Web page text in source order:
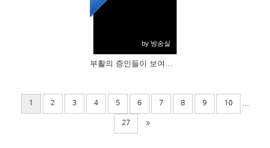
by 방송실
부활의 증인들이 보여준 삶의 모습들
1 2 3 4 5 6 7 8 9 10 ...
27